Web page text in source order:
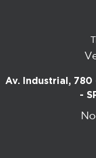
Av. Industrial, 780
-